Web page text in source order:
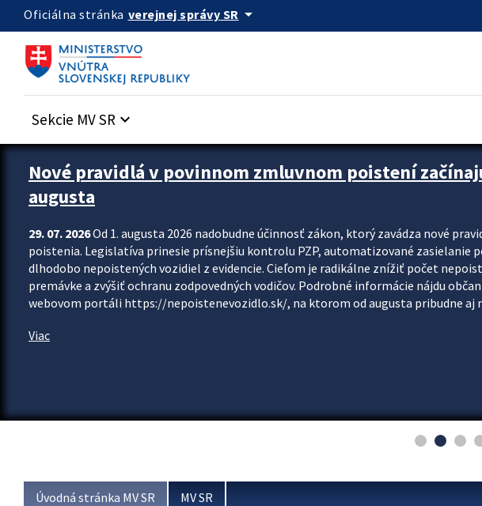
Preskocit na hlavný obsah
Oficiálna stránka verejnej správy SR arrow_drop_down
Sekcie MV SR keyboard_arrow_down
Zastavit automatický posun upútavok
Nové pravidlá v povinnom zmluvnom poistení
augusta
29. 07. 2026Od 1. augusta 2026 nadobudne účinnosť zákon, ktorý zavádza nové
poistenia. Legislatíva prinesie prísnejšiu kontrolu PZP, automatizované zasielanie
dlhodobo nepoistených vozidiel z evidencie. Cieľom je radikálne znížiť počet
premávke a zvýšiť ochranu zodpovedných vodičov. Podrobné informácie nájdu
webovom portáli https://nepoistenevozidlo.sk/, na ktorom od augusta pribudne aj
Viac
Úvodná stránka MV SR MV SR